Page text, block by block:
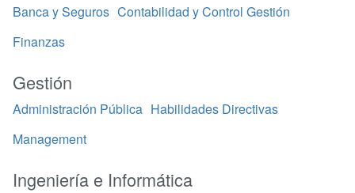
Banca y Seguros Contabilidad y Control Gestión
Finanzas
Gestión
Administración Pública Habilidades Directivas
Management
Ingeniería e Informática